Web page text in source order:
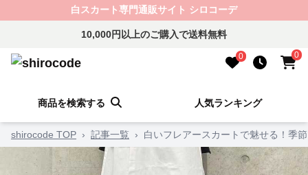
白スカート専門通販サイト シロコーデ
10,000円以上のご購入で送料無料
0 0
商品を検索する 人気ランキング
shirocode TOP › 記事一覧 › 白いフレアースカートで魅せる！季